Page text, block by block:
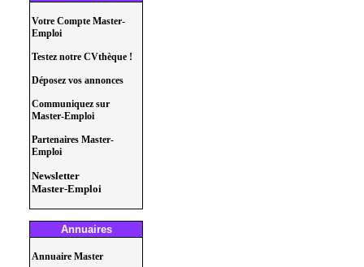
Votre Compte Master-
Emploi
Testez notre CVthèque !
Déposez vos annonces
Communiquez sur
Master-Emploi
Partenaires Master-
Emploi
Newsletter
Master-Emploi
Annuaires
Annuaire Master